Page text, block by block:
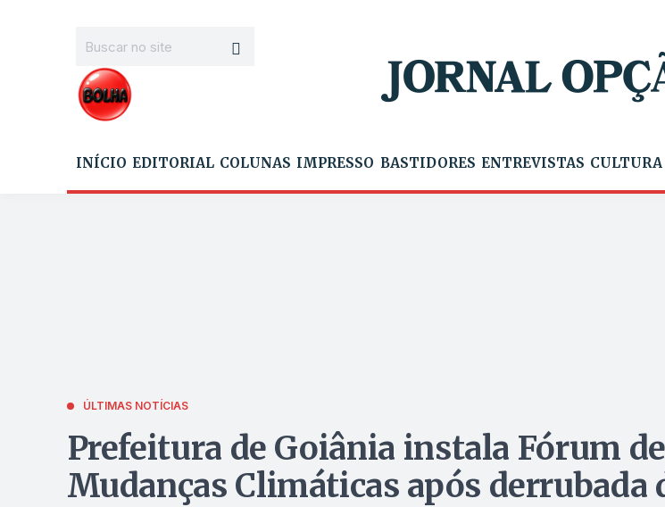
INÍCIO EDITORIAL COLUNAS IMPRESSO BASTIDORES ENTREVISTAS CULTURA
ÚLTIMAS NOTÍCIAS
Prefeitura de Goiânia instala Fórum de
Mudanças Climáticas após derrubada